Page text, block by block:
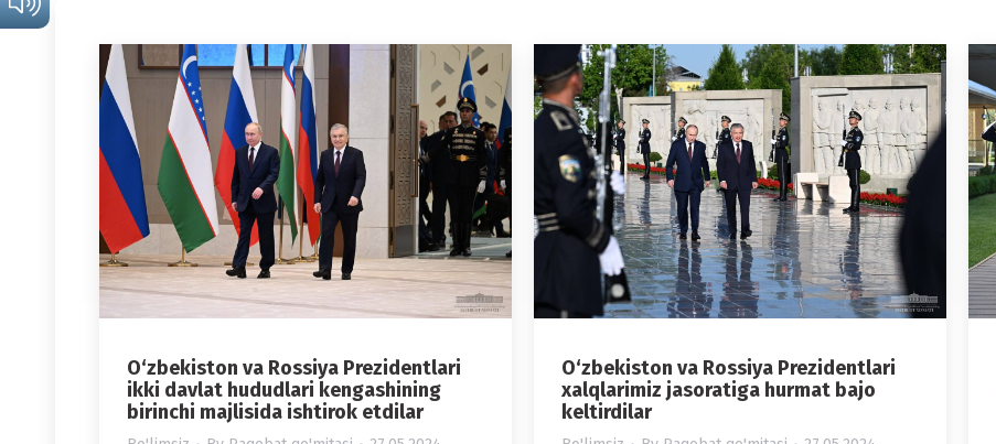
O‘zbekiston va Rossiya Prezidentlari
ikki davlat hududlari kengashining
birinchi majlisida ishtirok etdilar
O‘zbekiston va Rossiya Prezidentlari
xalqlarimiz jasoratiga hurmat bajo
keltirdilar